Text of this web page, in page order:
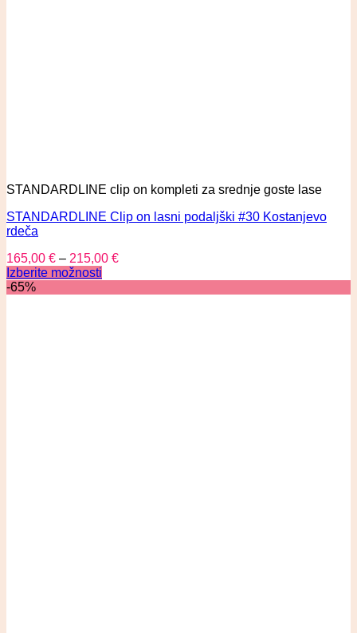
STANDARDLINE clip on kompleti za srednje goste lase
STANDARDLINE Clip on lasni podaljški #30 Kostanjevo
rdeča
165,00 € – 215,00 €
Izberite možnosti
-65%